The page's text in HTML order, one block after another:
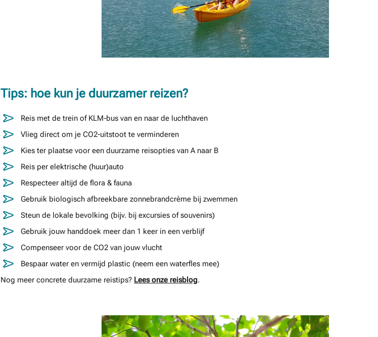
Tips: hoe kun je duurzamer reizen?
Reis met de trein of KLM-bus van en naar de luchthaven
Vlieg direct om je CO2-uitstoot te verminderen
Kies ter plaatse voor een duurzame reisopties van A naar B
Reis per elektrische (huur)auto
Respecteer altijd de flora & fauna
Gebruik biologisch afbreekbare zonnebrandcrème bij zwemmen
Steun de lokale bevolking (bijv. bij excursies of souvenirs)
Gebruik jouw handdoek meer dan 1 keer in een verblijf
Compenseer voor de CO2 van jouw vlucht
Bespaar water en vermijd plastic (neem een waterfles mee)
Nog meer concrete duurzame reistips? Lees onze reisblog.